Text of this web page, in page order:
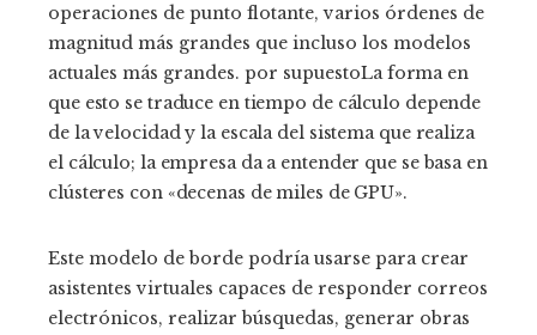
operaciones de punto flotante, varios órdenes de
magnitud más grandes que incluso los modelos
actuales más grandes. por supuestoLa forma en
que esto se traduce en tiempo de cálculo depende
de la velocidad y la escala del sistema que realiza
el cálculo; la empresa da a entender que se basa en
clústeres con «decenas de miles de GPU».
Este modelo de borde podría usarse para crear
asistentes virtuales capaces de responder correos
electrónicos, realizar búsquedas, generar obras